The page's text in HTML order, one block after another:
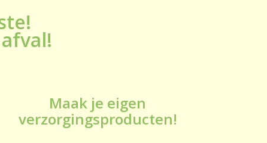
Maak je eigen
verzorgingsproducten!